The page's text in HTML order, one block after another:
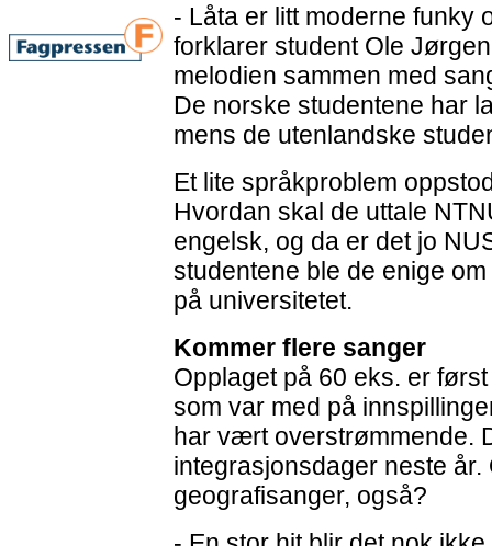
- Låta er litt moderne funky
forklarer student Ole
melodien sammen med
De norske studentene har
mens de utenlandske
Et lite språkproblem
Hvordan skal de uttale
engelsk, og da er det jo
studentene ble de enige
på universitetet.
Kommer flere sanger
Opplaget på 60 eks. er
som var med på
har vært overstrømmende.
integrasjonsdager neste år.
geografisanger, også?